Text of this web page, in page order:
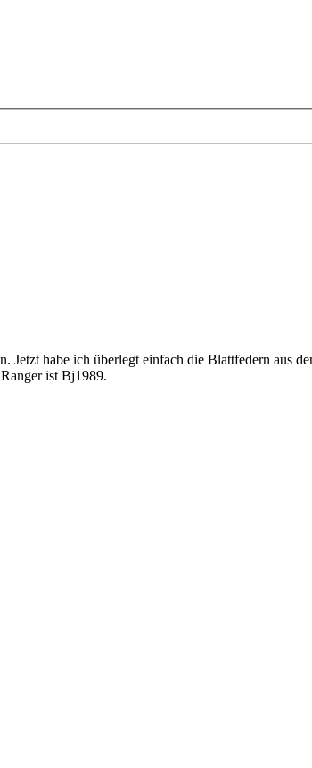
habe ich überlegt einfach die Blattfedern aus
ist Bj1989.